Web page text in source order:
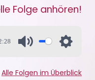
Folge anhören!
Alle Folgen im Überblick